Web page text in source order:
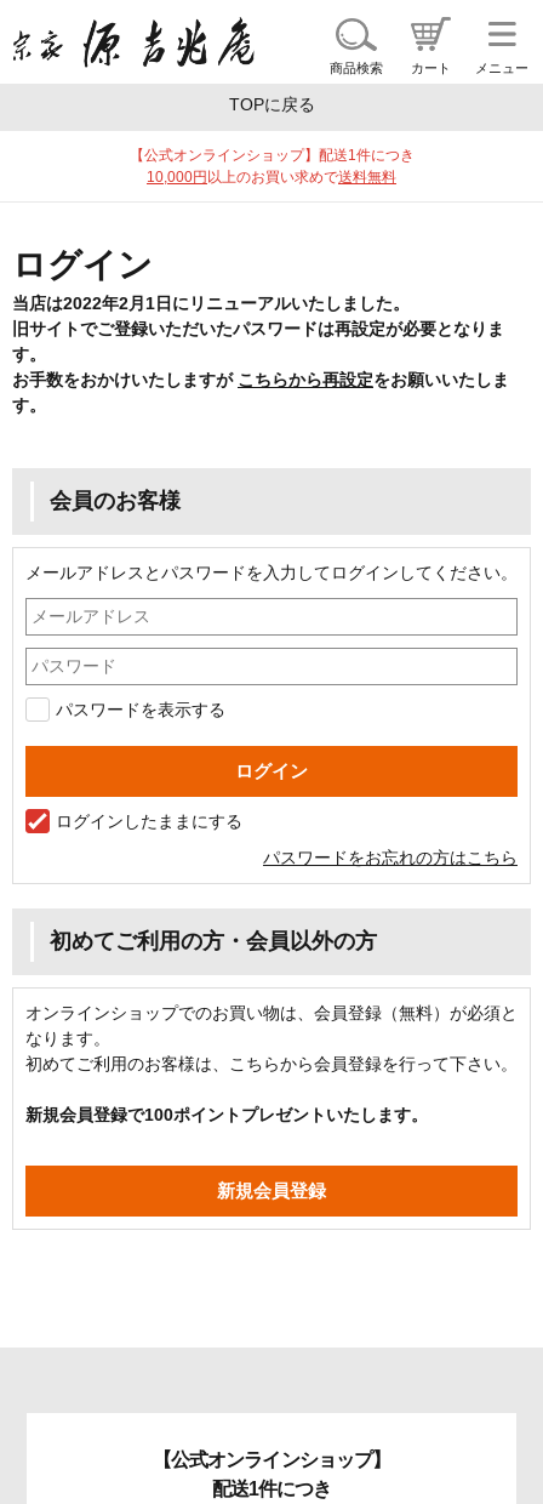
商品検索 カート メニュー
商品一覧 ギフトを探す
TOPに戻る
【公式オンラインショップ】配送1件につき
10,000円 以上のお買い求めで送料無料
ログイン
当店は2022年2月1日にリニューアルいたしました。
旧サイトでご登録いただいたパスワードは再設定が必要となりま
す。
お手数をおかけいたしますが こちらから再設定をお願いいたしま
す。
会員のお客様
メールアドレスとパスワードを入力してログインしてください。
パスワードを表示する
ログインしたままにする
パスワードをお忘れの方はこちら
初めてご利用の方・会員以外の方
オンラインショップでのお買い物は、会員登録（無料）が必須と
なります。
初めてご利用のお客様は、こちらから会員登録を行って下さい。
新規会員登録で100ポイントプレゼントいたします。
【公式オンラインショップ】
配送1件につき